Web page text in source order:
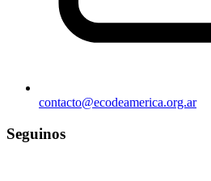
contacto@ecodeamerica.org.ar
Seguinos